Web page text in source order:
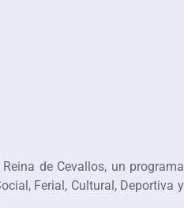
de Cevallos, un programa
Ferial, Cultural, Deportiva y